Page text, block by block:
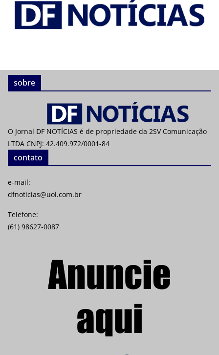
sobre
O Jornal DF NOTÍCIAS é de propriedade da 2SV Comunicação
LTDA CNPJ: 42.409.972/0001-84
contato
e-mail:
dfnoticias@uol.com.br
Telefone:
(61) 98627-0087